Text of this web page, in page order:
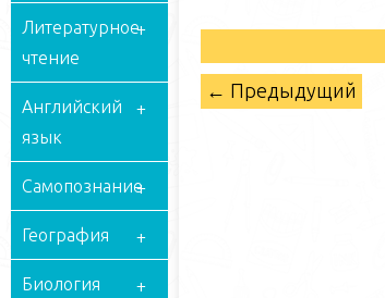
Литературное
чтение
Английский
язык
Самопознание
География
Биология
← Предыдущий